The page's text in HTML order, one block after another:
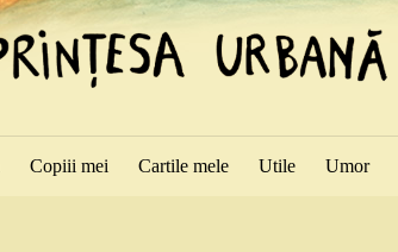
Copiii mei Cartile mele Utile Umor